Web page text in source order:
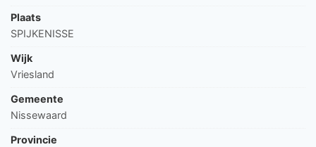
Plaats
SPIJKENISSE
Wijk
Vriesland
Gemeente
Nissewaard
Provincie